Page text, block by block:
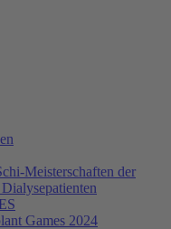
Meisterschaften der
Games 2024